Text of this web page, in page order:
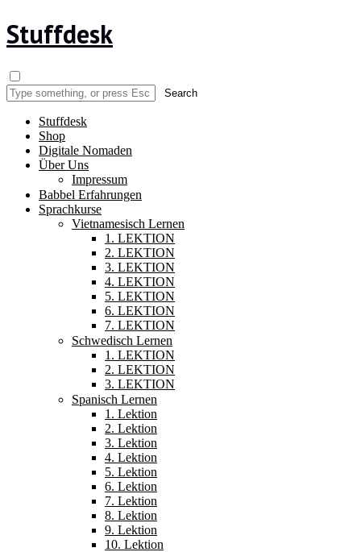
Stuffdesk
Stuffdesk
Shop
Digitale Nomaden
Über Uns
Impressum
Babbel Erfahrungen
Sprachkurse
Vietnamesisch Lernen
1. LEKTION
2. LEKTION
3. LEKTION
4. LEKTION
5. LEKTION
6. LEKTION
7. LEKTION
Schwedisch Lernen
1. LEKTION
2. LEKTION
3. LEKTION
Spanisch Lernen
1. Lektion
2. Lektion
3. Lektion
4. Lektion
5. Lektion
6. Lektion
7. Lektion
8. Lektion
9. Lektion
10. Lektion